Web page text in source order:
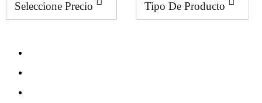
Seleccione Precio Tipo De Producto